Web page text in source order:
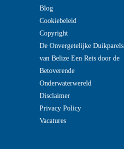
Blog
Cookiebeleid
Copyright
De Onvergetelijke Duikparels
van Belize Een Reis door de
Betoverende
Onderwaterwereld
Disclaimer
Privacy Policy
Vacatures